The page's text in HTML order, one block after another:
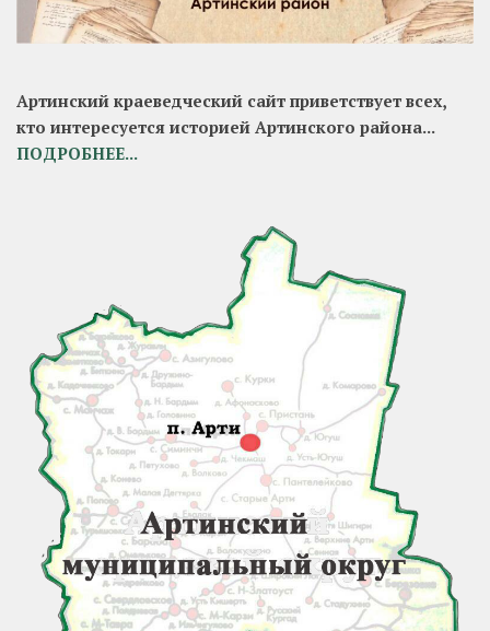
Артинский краеведческий сайт приветствует всех,
кто интересуется историей Артинского района...
ПОДРОБНЕЕ...